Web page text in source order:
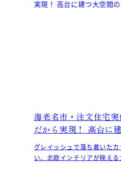
海老名市・注文住宅
だから実現！ 高台に
グレイッシュで落ち着いた
い、北欧インテリアが映え